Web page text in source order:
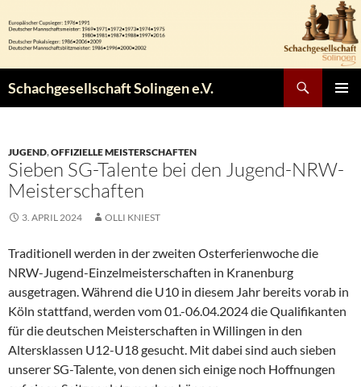
Inhalt
springen
Schachgesellschaft Solingen e.V.
JUGEND,OFFIZIELLE MEISTERSCHAFTEN
Sieben SG-Talente bei den Jugend-NRW-
Meisterschaften
3. APRIL 2024 OLLI KNIEST
Traditionell werden in der zweiten Osterferienwoche die
NRW-Jugend-Einzelmeisterschaften in Kranenburg
ausgetragen. Während die U10 in diesem Jahr bereits vorab in
Köln stattfand, werden vom 01.-06.04.2024 die Qualifikanten
für die deutschen Meisterschaften in Willingen in den
Altersklassen U12-U18 gesucht. Mit dabei sind auch sieben
unserer SG-Talente, von denen sich einige noch Hoffnungen